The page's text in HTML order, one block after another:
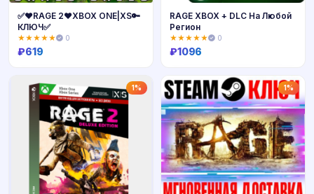
Купить
✅❤️RAGE 2❤️XBOX ONE|XS🔑
КЛЮЧ✅
★★★★★ 0
₽619
Купить
RAGE XBOX + DLC На Любой
Регион
★★★★★ 0
₽1096
1% 1%